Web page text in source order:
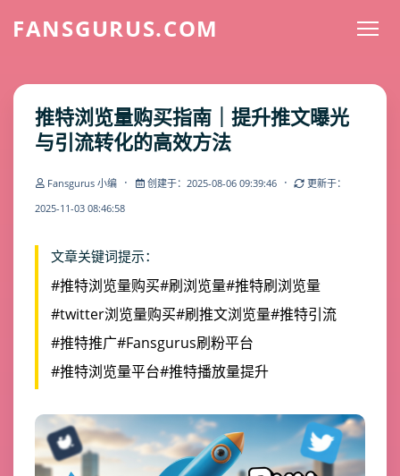
FANSGURUS.COM
推特浏览量购买指南｜提升推文曝光
与引流转化的高效方法
Fansgurus 小编 · 创建于：2025-08-06 09:39:46 ·
更新于：
2025-11-03 08:46:58
文章关键词提示：
#推特浏览量购买#刷浏览量#推特刷浏览量
#twitter浏览量购买#刷推文浏览量#推特引流
#推特推广#Fansgurus刷粉平台
#推特浏览量平台#推特播放量提升